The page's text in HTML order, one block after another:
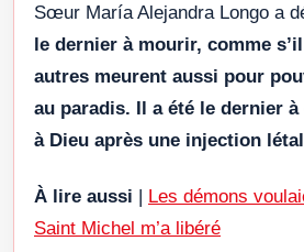
Sœur María Alejandra Longo a
le dernier à mourir, comme
autres meurent aussi pour
au paradis. Il a été le dernier
à Dieu après une injection
À lire aussi | Les démons
Saint Michel m’a libéré